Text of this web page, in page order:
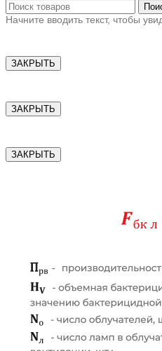
Начните вводить текст, чтобы
ЗАКРЫТЬ
ЗАКРЫТЬ
ЗАКРЫТЬ